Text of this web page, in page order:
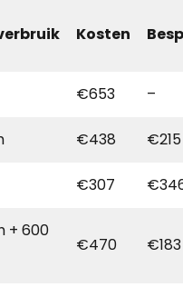
Kosten
€653 –
€438 €215
€307
+ 600
€470 €183